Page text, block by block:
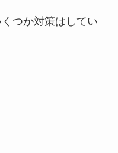
つか対策はしてい